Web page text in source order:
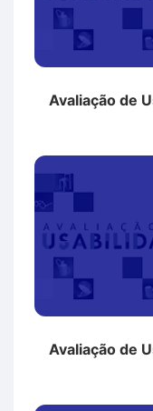
Avaliação de
Avaliação de